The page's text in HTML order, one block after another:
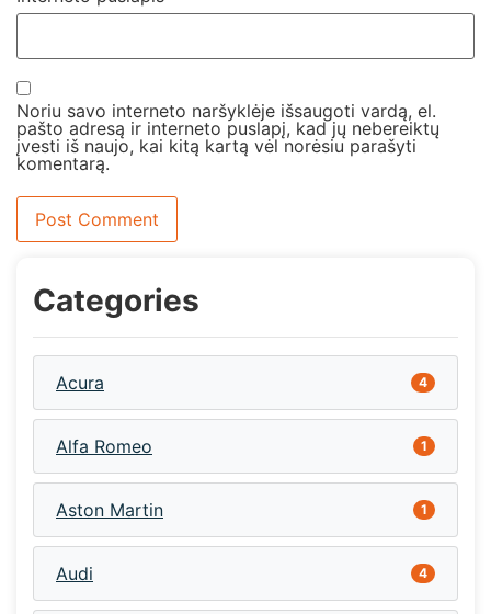
Noriu savo interneto naršyklėje išsaugoti vardą, el.
pašto adresą ir interneto puslapį, kad jų nebereiktų
įvesti iš naujo, kai kitą kartą vėl norėsiu parašyti
komentarą.
Categories
Acura 4
Alfa Romeo 1
Aston Martin 1
Audi 4